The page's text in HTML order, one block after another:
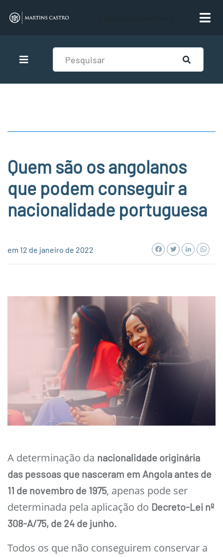
Quem são os angolanos
que podem conseguir a
nacionalidade portuguesa
em 12 de janeiro de 2022 Facebook
Twitter
A determinação da nacionalidade originária
das pessoas que nasceram em Angola antes de
11 de novembro de 1975, apenas pode ser
determinada pela aplicação do Decreto-Lei nº
308-A/75, de 24 de junho.
Todos os que não conseguirem conservar a